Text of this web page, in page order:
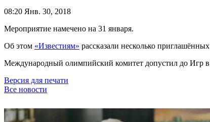
08:20 Янв. 30, 2018
Мероприятие намечено на 31 января.
Об этом «Известиям» рассказали несколько
Международный олимпийский комитет допустил до Игр
Версия для печати
Все новости